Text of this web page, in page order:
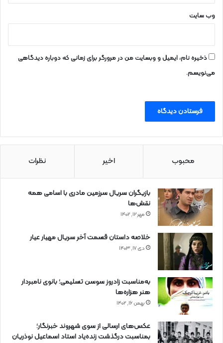
وب‌ سایت
ذخیره نام، ایمیل و وبسایت من در مرورگر برای زمانی که دوباره دیدگاهی
می‌نویسم.
محبوب اخیر نظرات
بازیگران سریال سرزمین مادری با اسامی همه
نقش‌ها
مهر ۱۲, ۱۴۰۲
خلاصه داستان قسمت آخر سریال مهیار عیار
دی ۱۷, ۱۴۰۳
به‌مناسبت زادروز سوسن تسلیمی؛ بانوی نامبردار
هنر هزاره‌ها
بهمن ۱۶, ۱۴۰۲
عکس‌های ارسالی از سوی شهروند خبرنگار؛
بمناسبت درگذشت زنده‌یاد استاد اسماعیل نوذریان